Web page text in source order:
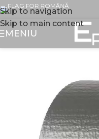
Skip to navigation
Skip to main content
MENIU